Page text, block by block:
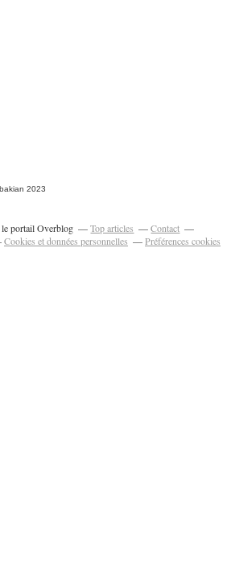
2023
portail Overblog Top articles
Contact
Cookies et données personnelles Préférences cookies